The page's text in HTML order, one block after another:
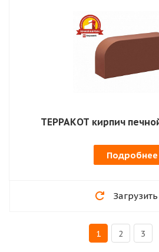
ТЕРРАКОТ кирпич
Подробнее
1 2 3